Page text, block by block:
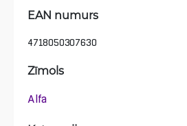
EAN numurs
4718050307630
Zīmols
Alfa